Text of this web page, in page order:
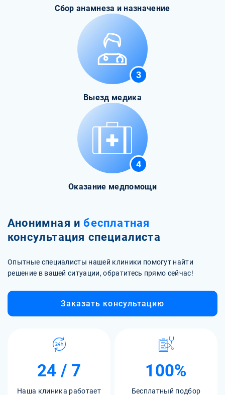
Сбор анамнеза и назначение
3
Выезд медика
4
Оказание медпомощи
Анонимная и бесплатная
консультация специалиста
Опытные специалисты нашей клиники помогут найти
решение в вашей ситуации, обратитесь прямо сейчас!
Заказать консультацию
24 / 7
Наша клиника работает
100%
Бесплатный подбор